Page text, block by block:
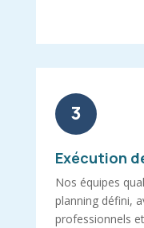
3
Exécution
Nos équipes
planning défini,
professionnels